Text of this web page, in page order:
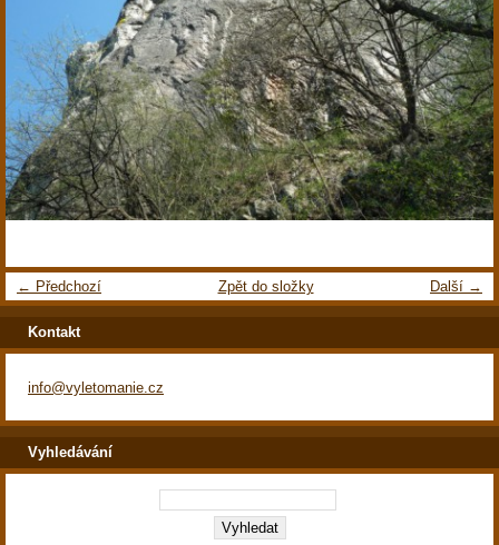
← Předchozí Další →
Zpět do složky
Kontakt
info@vyletomanie.cz
Vyhledávání